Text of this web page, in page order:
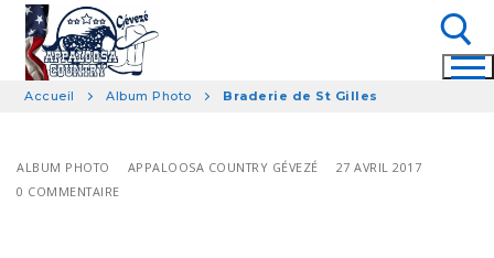
Aller
contenu
Accueil Album Photo Braderie de St Gilles
ALBUM PHOTO APPALOOSA COUNTRY GÉVEZÉ
27 AVRIL 2017
0 COMMENTAIRE